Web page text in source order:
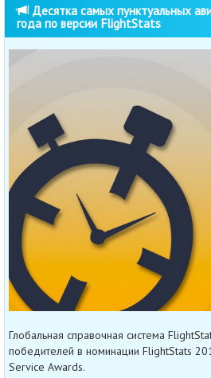
Десятка самых пунктуальных
года по версии FlightStats
Глобальная справочная система
победителей в номинации FlightStats
Service Awards.